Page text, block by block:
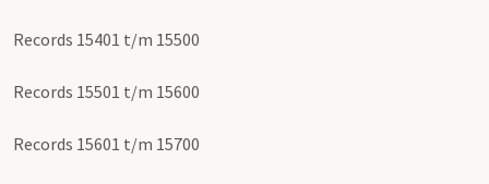
Records 15401 t/m 15500
Records 15501 t/m 15600
Records 15601 t/m 15700